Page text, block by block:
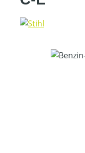
Bildergalerie